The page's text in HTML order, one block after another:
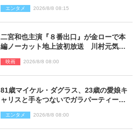
エンタメ 2026/8/8 08:15
二宮和也主演『８番出口』が金ローで本
編ノーカット地上波初放送 川村元気監
映画 2026/8/8 08:00
81歳マイケル・ダグラス、23歳の愛娘キ
ャリスと手をつないでガラパーティーに
エンタメ 2026/8/8 08:00